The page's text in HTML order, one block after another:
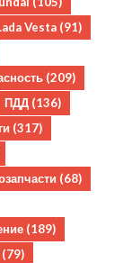
Vesta (91)
(209)
ПДД (136)
(317)
(68)
(189)
(79)